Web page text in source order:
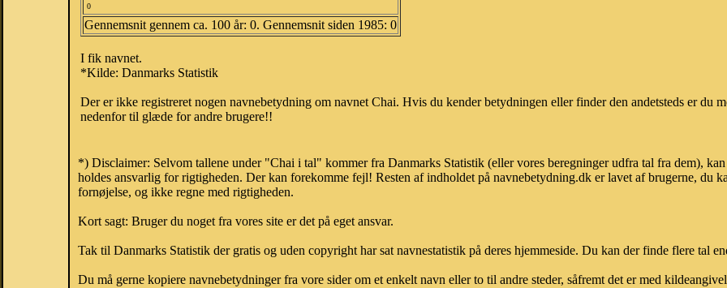
0
Gennemsnit gennem ca. 100 år: 0. Gennemsnit siden 1985: 0
I fik navnet.
*Kilde: Danmarks Statistik
Der er ikke registreret nogen navnebetydning om navnet Chai. Hvis du kender betydningen eller finder den andetsteds er du
nedenfor til glæde for andre brugere!!
*) Disclaimer: Selvom tallene under "Chai i tal" kommer fra Danmarks Statistik (eller vores beregninger udfra tal fra dem),
holdes ansvarlig for rigtigheden. Der kan forekomme fejl! Resten af indholdet på navnebetydning.dk er lavet af brugerne, du
fornøjelse, og ikke regne med rigtigheden.
Kort sagt: Bruger du noget fra vores site er det på eget ansvar.
Tak til Danmarks Statistik der gratis og uden copyright har sat navnestatistik på deres hjemmeside. Du kan der finde flere tal
Du må gerne kopiere navnebetydninger fra vore sider om et enkelt navn eller to til andre steder, såfremt det er med